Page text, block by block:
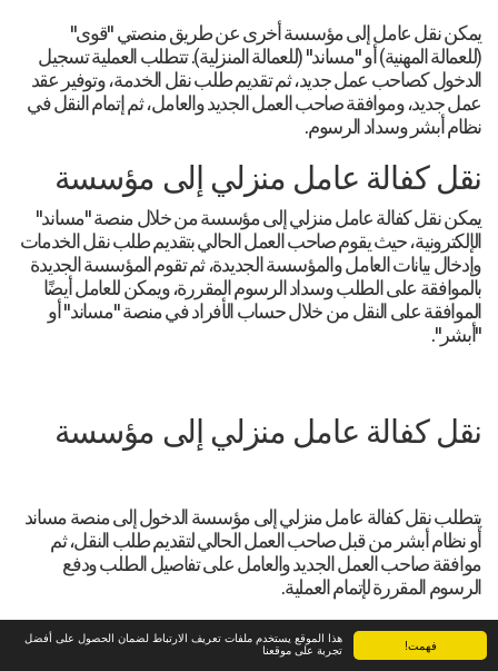
فهمت! هذا الموقع يستخدم ملفات تعريف الارتباط لضمان الحصول على أفضل
تجربة على موقعنا
يمكن نقل عامل إلى مؤسسة أخرى عن طريق منصتي "قوى"
(للعمالة المهنية) أو "مساند" (للعمالة المنزلية). تتطلب العملية تسجيل
الدخول كصاحب عمل جديد، ثم تقديم طلب نقل الخدمة، وتوفير عقد
عمل جديد، وموافقة صاحب العمل الجديد والعامل، ثم إتمام النقل في
نظام أبشر وسداد الرسوم.
نقل كفالة عامل منزلي إلى مؤسسة
يمكن نقل كفالة عامل منزلي إلى مؤسسة من خلال منصة "مساند"
الإلكترونية، حيث يقوم صاحب العمل الحالي بتقديم طلب نقل الخدمات
وإدخال بيانات العامل والمؤسسة الجديدة، ثم تقوم المؤسسة الجديدة
بالموافقة على الطلب وسداد الرسوم المقررة، ويمكن للعامل أيضًا
الموافقة على النقل من خلال حساب الأفراد في منصة "مساند" أو
"أبشر".
نقل كفالة عامل منزلي إلى مؤسسة
يتطلب نقل كفالة عامل منزلي إلى مؤسسة الدخول إلى منصة مساند
أو نظام أبشر من قبل صاحب العمل الحالي لتقديم طلب النقل، ثم
موافقة صاحب العمل الجديد والعامل على تفاصيل الطلب ودفع
الرسوم المقررة لإتمام العملية.